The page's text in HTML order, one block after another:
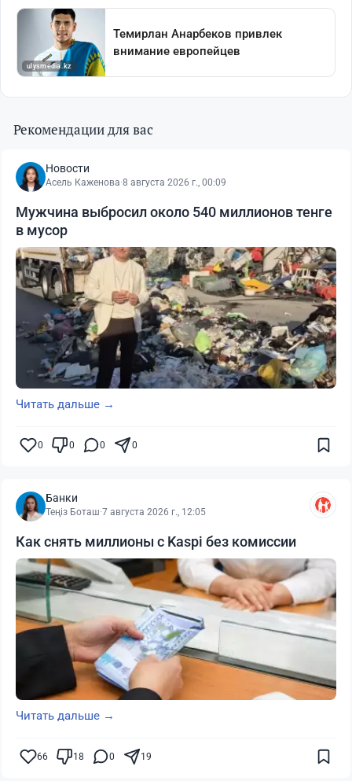
Рекомендации для вас
Новости
Асель Каженова·8 августа 2026 г., 00:09
Мужчина выбросил около 540 миллионов тенге
в мусор
Читать дальше →
0 0 0 0
Банки
Теңіз Боташ·7 августа 2026 г., 12:05
Как снять миллионы с Kaspi без комиссии
Читать дальше →
66 18 0 19